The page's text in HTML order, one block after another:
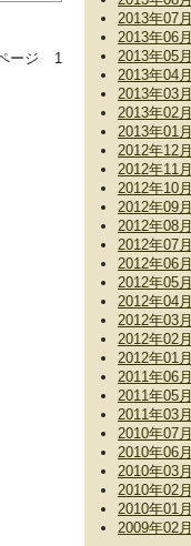
ージ 1
2013年07月
2013年06月
2013年05月
2013年04月
2013年03月
2013年02月
2013年01月
2012年12月
2012年11月
2012年10月
2012年09月
2012年08月
2012年07月
2012年06月
2012年05月
2012年04月
2012年03月
2012年02月
2012年01月
2011年06月
2011年05月
2011年03月
2010年07月
2010年06月
2010年03月
2010年02月
2010年01月
2009年02月